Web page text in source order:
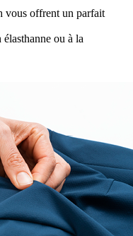
vous offrent un parfait
élasthanne ou à la